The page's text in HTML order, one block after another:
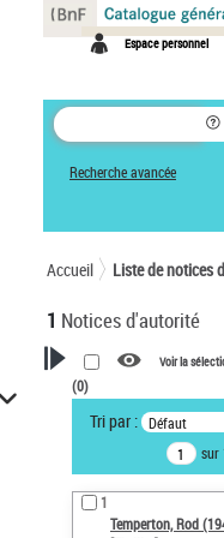
Espace personnel
Recherche avancée
Accueil Liste de notices
1 Notices d'autorité
VOTRE RECHERCHE
Recherche avancée
notices d’autorité
Œuvres liées à l'auteur :
Temperton, Rod
Voir la
(0)
Tri par : Défaut
sur
1
Temperton, Rod
Panneau de gestion des cookies